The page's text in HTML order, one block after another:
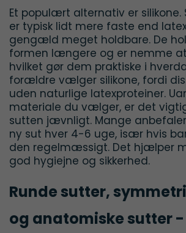
Et populært alternativ er silikone.
er typisk lidt mere faste end
gengæld meget holdbare. De
formen længere og er nemme
hvilket gør dem praktiske i
forældre vælger silikone, fordi
uden naturlige latexproteiner.
materiale du vælger, er det
sutten jævnligt. Mange
ny sut hver 4-6 uge, især hvis
den regelmæssigt. Det hjælper
god hygiejne og sikkerhed.
Runde sutter,
og anatomiske sutter